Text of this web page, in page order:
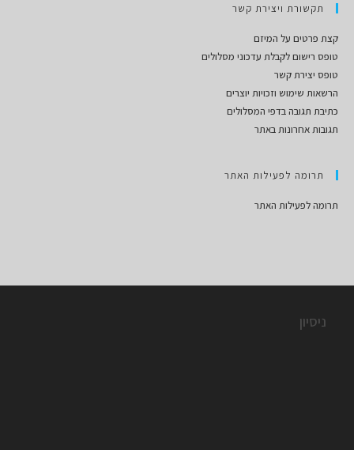
תקשורת ויצירת קשר
קצת פרטים על המיזם
טופס רישום לקבלת עדכוני מסלולים
טופס יצירת קשר
הרשאות שימוש וזכויות יוצרים
כתיבת תגובה בדפי המסלולים
תגובות אחרונות באתר
תרומה לפעילות האתר
תרומה לפעילות האתר
ניסיון